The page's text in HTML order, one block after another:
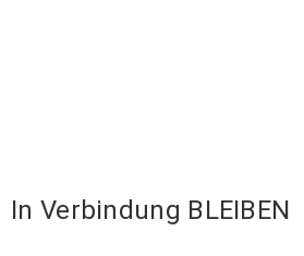
In Verbindung BLEIBEN